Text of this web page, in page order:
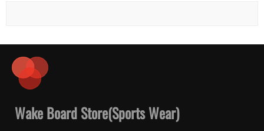
Wake Board Store(Sports Wear)